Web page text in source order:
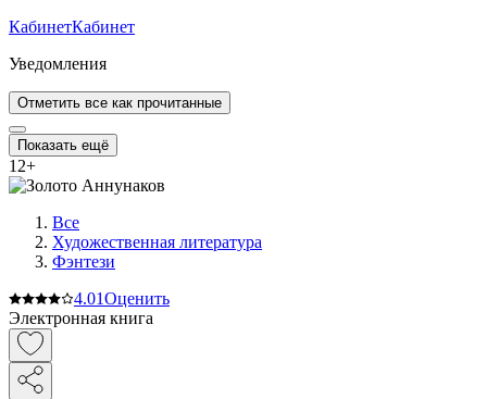
КабинетКабинет
Уведомления
Отметить все как прочитанные
Показать ещё
12+
Все
Художественная литература
Фэнтези
4.01Оценить
Электронная книга